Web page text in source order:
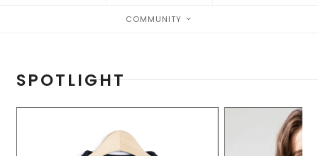
COMMUNITY
SPOTLIGHT